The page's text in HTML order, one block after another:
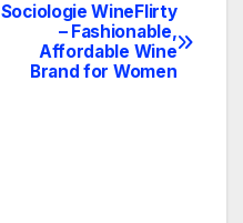
Sociologie WineFlirty
– Fashionable,
Affordable Wine
Brand for Women